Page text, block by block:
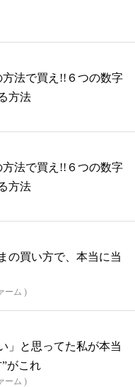
方法で買え!!６つの数字
方法
方法で買え!!６つの数字
方法
の買い方で、本当に当
ーム )
」と思ってた私が本当
がこれ
ーム )